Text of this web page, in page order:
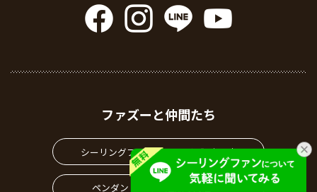
ファズーと仲間たち
シーリングファン・ライト通販専門店
ペンダントライト通販専門店